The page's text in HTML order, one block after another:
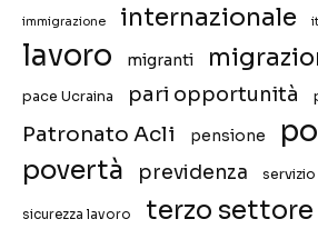
immigrazione internazionale
lavoro migranti
pace Ucraina pari opportunità
Patronato Acli pensione
povertà previdenza
sicurezza lavoro terzo settore